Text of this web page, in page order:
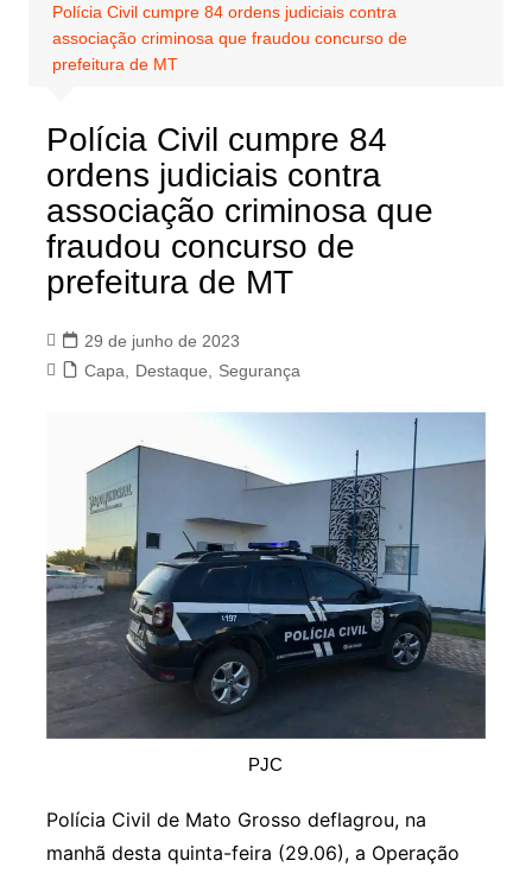
Polícia Civil cumpre 84 ordens judiciais contra
associação criminosa que fraudou concurso de
prefeitura de MT
Polícia Civil cumpre 84
ordens judiciais contra
associação criminosa que
fraudou concurso de
prefeitura de MT
29 de junho de 2023
Capa
Destaque Segurança
PJC
Polícia Civil de Mato Grosso deflagrou, na
manhã desta quinta-feira (29.06), a Operação